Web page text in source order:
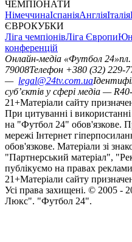
ЧЕМПІОНАТИ
НімеччинаІспаніяАнгліяІталія
ЄВРОКУБКИ
Ліга чемпіонівЛіга Європи
конференцій
Онлайн-медіа «Футбол 24»
79008Телефон +380 (32) 229-
— legal@24tv.com.ua
суб’єктів у сфері медіа —
21+Матеріали сайту
При цитуванні і
на "Футбол 24" обов'язкове.
мережі Інтернет
обов'язкове. Матеріали зі
"Партнерський матеріал",
публікуємо на правах
21+Матеріали сайту
Усi права захищенi. © 2005 -
Люкс". "Футбол 24".